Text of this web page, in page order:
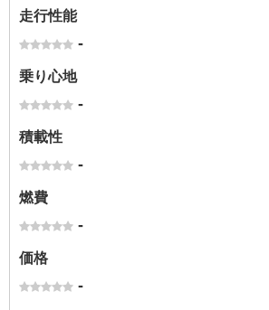
走行性能
-
乗り心地
-
積載性
-
燃費
-
価格
-